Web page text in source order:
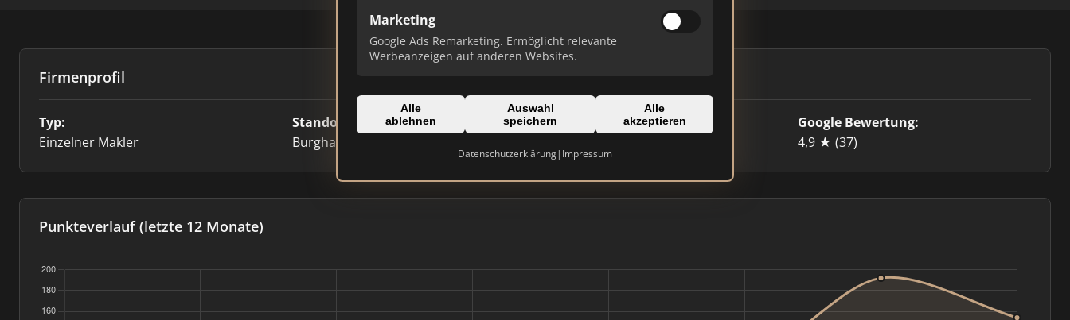
Marketing
Google Ads Remarketing. Ermöglicht relevante
Werbeanzeigen auf anderen Websites.
Alle
ablehnen
Auswahl
speichern
Alle
akzeptieren
Datenschutzerklärung| Impressum
Firmenprofil
Typ:
Einzelner Makler
Standort:
Burghausen
Domain:
Google Bewertung:
4,9 ★ (37)
Punkteverlauf (letzte 12 Monate)